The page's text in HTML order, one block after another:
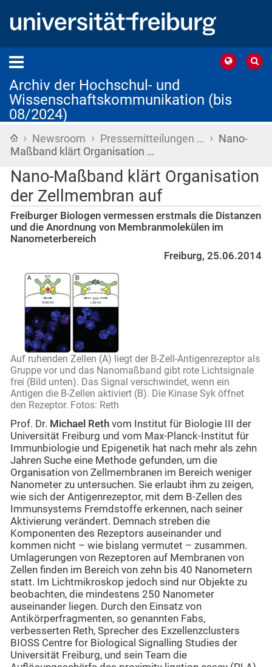
Archiv der Hochschul- und
Wissenschaftskommunikation (bis
08/2024)
Startseite
› Newsroom › Pressemitteilungen … › Nano-
Maßband klärt Organisation …
Nano-Maßband klärt Organisation
der Zellmembran auf
Freiburger Biologen vermessen erstmals die Distanzen
und die Anordnung von Membranmolekülen im
Nanometerbereich
Freiburg, 25.06.2014
Auf ruhenden Zellen (A) liegt der B-Zell-Antigenrezeptor als
Gruppe vor und das Nanomaßband gibt rote Lichtsignale
frei (Bild unten). Das Signal verschwindet, wenn ein
Antigen die B-Zellen aktiviert (B). Die Kinase Syk öffnet
den Rezeptor. Fotos: Reth
Prof. Dr. Michael Reth vom Institut für Biologie III der
Universität Freiburg und vom Max-Planck-Institut für
Immunbiologie und Epigenetik hat nach mehr als zehn
Jahren Suche eine Methode gefunden, um die
Organisation von Zellmembranen im Bereich weniger
Nanometer zu untersuchen. Sie erlaubt ihm zu zeigen,
wie sich der Antigenrezeptor, mit dem B-Zellen des
Immunsystems Fremdstoffe erkennen, nach seiner
Aktivierung verändert. Demnach streben die
Komponenten des Rezeptors auseinander und
kommen nicht – wie bislang vermutet – zusammen.
Umlagerungen von Rezeptoren auf Membranen von
Zellen finden im Bereich von zehn bis 40 Nanometern
statt. Im Lichtmikroskop jedoch sind nur Objekte zu
beobachten, die mindestens 250 Nanometer
auseinander liegen. Durch den Einsatz von
Antikörperfragmenten, so genannten Fabs,
verbesserten Reth, Sprecher des Exzellenzclusters
BIOSS Centre for Biological Signalling Studies der
Universität Freiburg, und sein Team die